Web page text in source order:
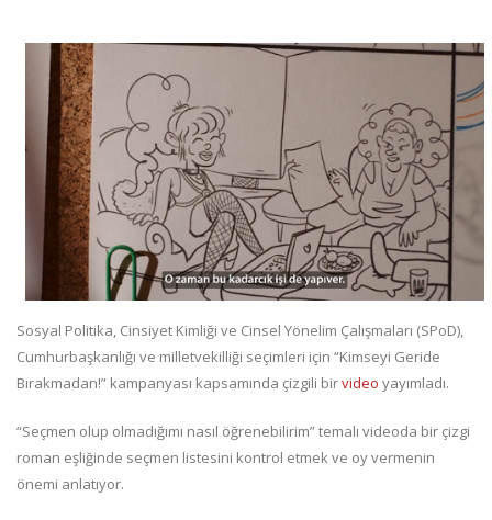
Sosyal Politika, Cinsiyet Kimliği ve Cinsel Yönelim Çalışmaları (SPoD),
Cumhurbaşkanlığı ve milletvekilliği seçimleri için “Kimseyi Geride
Bırakmadan!” kampanyası kapsamında çizgili birvideo yayımladı.
“Seçmen olup olmadığımı nasıl öğrenebilirim” temalı videoda bir çizgi
roman eşliğinde seçmen listesini kontrol etmek ve oy vermenin
önemi anlatıyor.